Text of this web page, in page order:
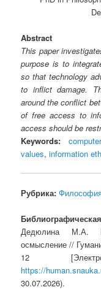
Abstract
This paper
purpose is to
so that technology
to inflict damage.
around the conflict
of free access to
access should be
Keywords:
values,information
Рубрика:
Дедюлина М.А.
осмысление //
12
https://
30.07.2026).